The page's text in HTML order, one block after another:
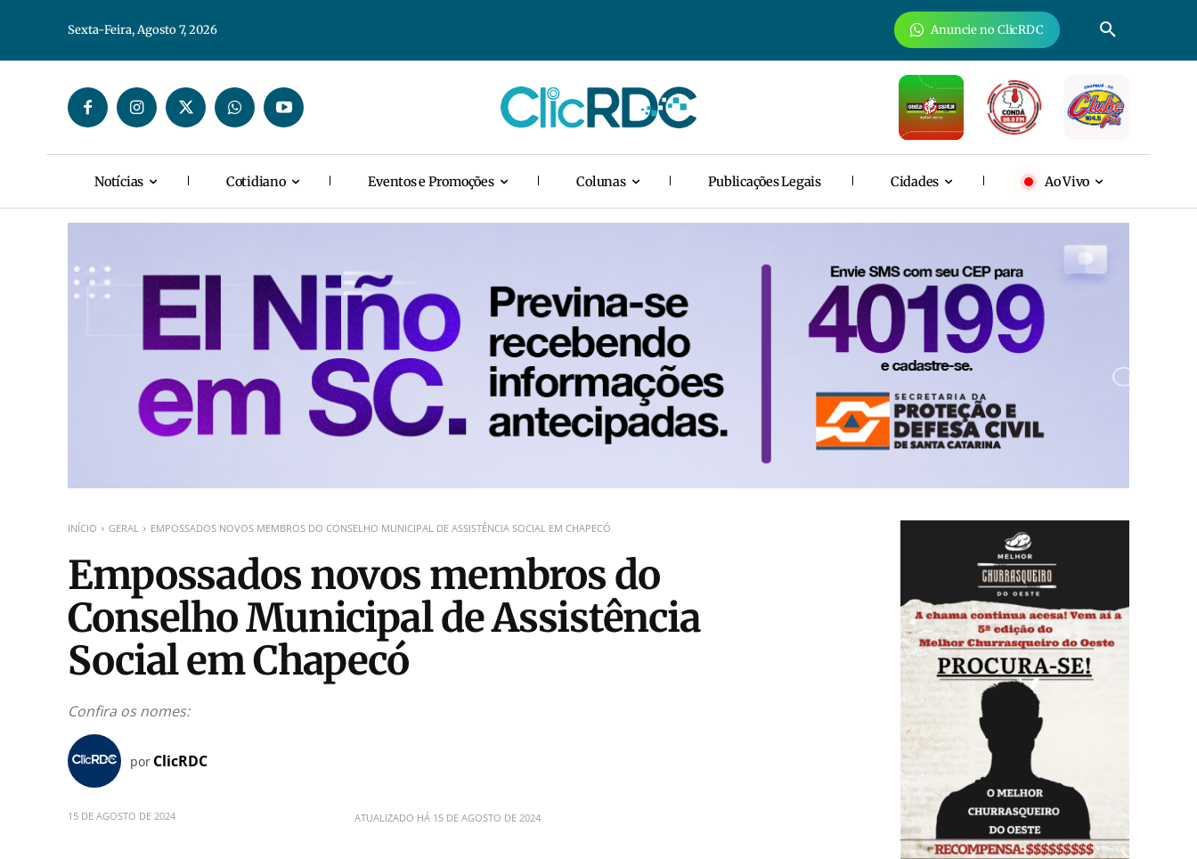
Sexta-Feira, Agosto 7, 2026 Anuncie no ClicRDC
Notícias Cotidiano Eventos e Promoções Colunas Publicações Legais Cidades Ao Vivo
INÍCIO GERAL EMPOSSADOS NOVOS MEMBROS DO CONSELHO MUNICIPAL DE ASSISTÊNCIA SOCIAL EM CHAPECÓ
Empossados novos membros do
Conselho Municipal de Assistência
Social em Chapecó
Confira os nomes:
por ClicRDC
15 DE AGOSTO DE 2024 ATUALIZADO HÁ 15 DE AGOSTO DE 2024